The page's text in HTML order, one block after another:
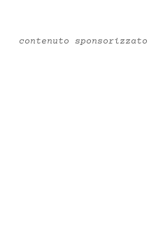
contenuto sponsorizzato